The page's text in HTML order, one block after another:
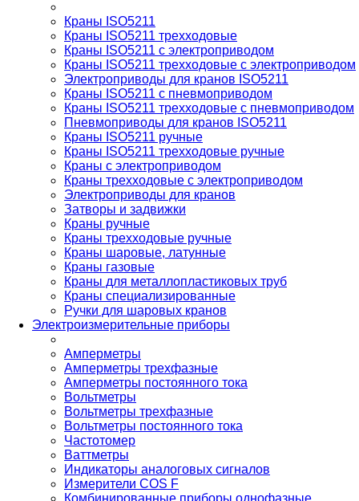
Краны ISO5211
Краны ISO5211 трехходовые
Краны ISO5211 с электроприводом
Краны ISO5211 трехходовые с электроприводом
Электроприводы для кранов ISO5211
Краны ISO5211 с пневмоприводом
Краны ISO5211 трехходовые с пневмоприводом
Пневмоприводы для кранов ISO5211
Краны ISO5211 ручные
Краны ISO5211 трехходовые ручные
Краны с электроприводом
Краны трехходовые с электроприводом
Электроприводы для кранов
Затворы и задвижки
Краны ручные
Краны трехходовые ручные
Краны шаровые, латунные
Краны газовые
Краны для металлопластиковых труб
Краны специализированные
Ручки для шаровых кранов
Электроизмерительные приборы
Амперметры
Амперметры трехфазные
Амперметры постоянного тока
Вольтметры
Вольтметры трехфазные
Вольтметры постоянного тока
Частотомер
Ваттметры
Индикаторы аналоговых сигналов
Измерители COS F
Комбинированные приборы однофазные